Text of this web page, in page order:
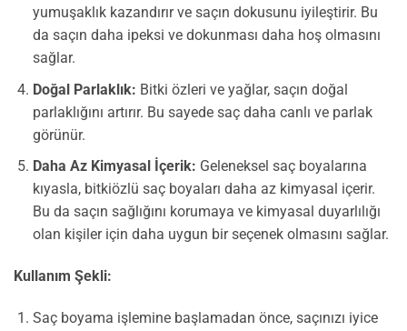
yumuşaklık kazandırır ve saçın dokusunu iyileştirir. Bu
da saçın daha ipeksi ve dokunması daha hoş olmasını
sağlar.
Doğal Parlaklık: Bitki özleri ve yağlar, saçın doğal
parlaklığını artırır. Bu sayede saç daha canlı ve parlak
görünür.
Daha Az Kimyasal İçerik: Geleneksel saç boyalarına
kıyasla, bitkiözlü saç boyaları daha az kimyasal içerir.
Bu da saçın sağlığını korumaya ve kimyasal duyarlılığı
olan kişiler için daha uygun bir seçenek olmasını sağlar.
Kullanım Şekli:
Saç boyama işlemine başlamadan önce, saçınızı iyice